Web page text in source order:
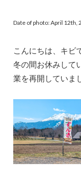
Date of photo: April 12th,
こんにちは、キビ
冬の間お休みして
業を再開していま